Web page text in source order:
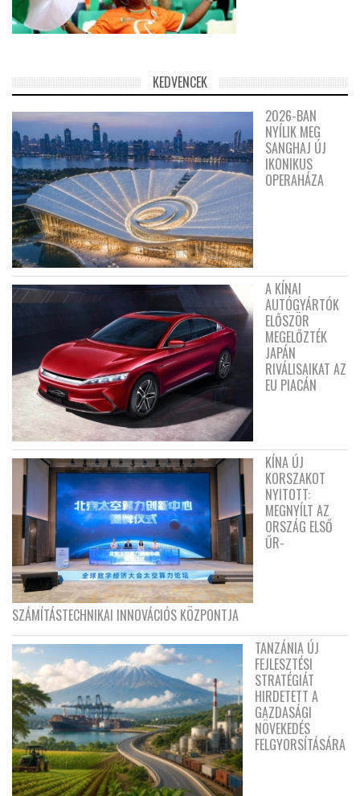
KEDVENCEK
2026-BAN
NYÍLIK MEG
SANGHAJ ÚJ
IKONIKUS
OPERAHÁZA
A KÍNAI
AUTÓGYÁRTÓK
ELŐSZÖR
MEGELŐZTÉK
JAPÁN
RIVÁLISAIKAT AZ
EU PIACÁN
KÍNA ÚJ
KORSZAKOT
NYITOTT:
MEGNYÍLT AZ
ORSZÁG ELSŐ
ŰR-
SZÁMÍTÁSTECHNIKAI INNOVÁCIÓS KÖZPONTJA
TANZÁNIA ÚJ
FEJLESZTÉSI
STRATÉGIÁT
HIRDETETT A
GAZDASÁGI
NÖVEKEDÉS
FELGYORSÍTÁSÁRA